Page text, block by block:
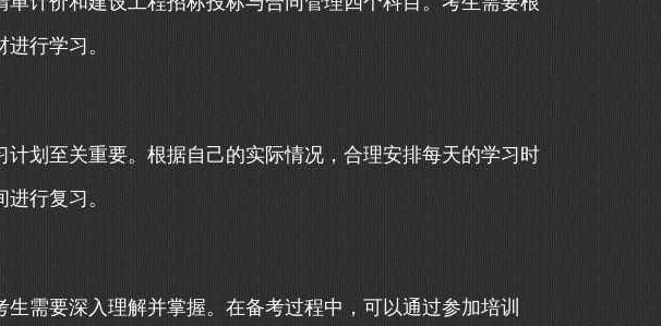
行学习。
划至关重要。根据自己的实际情况，合理安排每天的学习时
行复习。
需要深入理解并掌握。在备考过程中，可以通过参加培训